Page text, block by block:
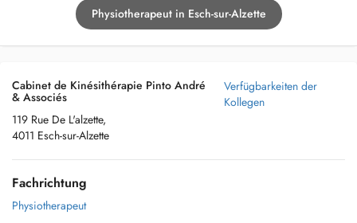
Physiotherapeut in Esch-sur-Alzette
Cabinet de Kinésithérapie Pinto André
& Associés
119 Rue De L'alzette,
4011 Esch-sur-Alzette
Verfügbarkeiten der
Kollegen
Fachrichtung
Physiotherapeut